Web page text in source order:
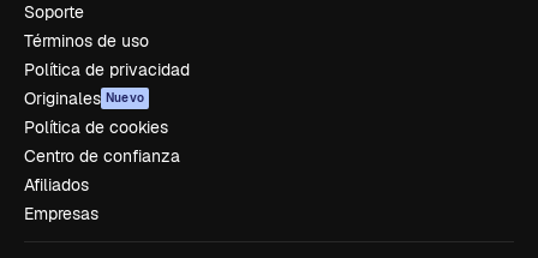
Soporte
Términos de uso
Política de privacidad
Originales Nuevo
Política de cookies
Centro de confianza
Afiliados
Empresas